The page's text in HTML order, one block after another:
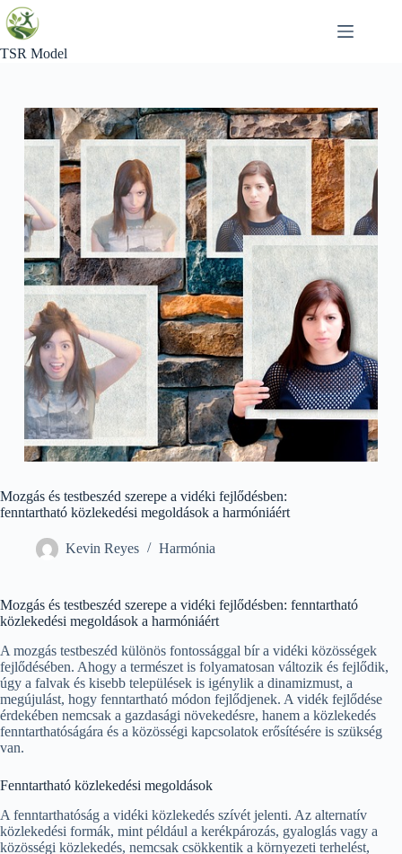
Skip
to
content
TSR Model
Mozgás és testbeszéd szerepe a vidéki fejlődésben:
fenntartható közlekedési megoldások a harmóniáért
Kevin Reyes Harmónia
Mozgás és testbeszéd szerepe a vidéki fejlődésben: fenntartható
közlekedési megoldások a harmóniáért
A mozgás testbeszéd különös fontossággal bír a vidéki közösségek
fejlődésében. Ahogy a természet is folyamatosan változik és fejlődik,
úgy a falvak és kisebb települések is igénylik a dinamizmust, a
megújulást, hogy fenntartható módon fejlődjenek. A vidék fejlődése
érdekében nemcsak a gazdasági növekedésre, hanem a közlekedés
fenntarthatóságára és a közösségi kapcsolatok erősítésére is szükség
van.
Fenntartható közlekedési megoldások
A fenntarthatóság a vidéki közlekedés szívét jelenti. Az alternatív
közlekedési formák, mint például a kerékpározás, gyaloglás vagy a
közösségi közlekedés, nemcsak csökkentik a környezeti terhelést,